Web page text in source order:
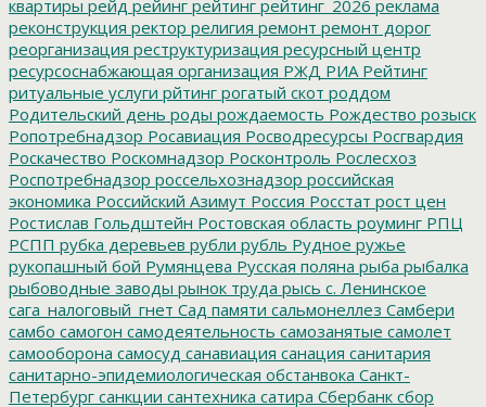
квартиры рейд рейинг рейтинг рейтинг_2026 реклама
реконструкция ректор религия ремонт ремонт дорог
реорганизация реструктуризация ресурсный центр
ресурсоснабжающая организация РЖД РИА Рейтинг
ритуальные услуги рйтинг рогатый скот роддом
Родительский день роды рождаемость Рождество розыск
Ропотребнадзор Росавиация Росводресурсы Росгвардия
Роскачество Роскомнадзор Росконтроль Рослесхоз
Роспотребнадзор россельхознадзор российская
экономика Российский Азимут Россия Росстат рост цен
Ростислав Гольдштейн Ростовская область роуминг РПЦ
РСПП рубка деревьев рубли рубль Рудное ружье
рукопашный бой Румянцева Русская поляна рыба рыбалка
рыбоводные заводы рынок труда рысь с. Ленинское
сага_налоговый_гнет Сад памяти сальмонеллез Самбери
самбо самогон самодеятельность самозанятые самолет
самооборона самосуд санавиация санация санитария
санитарно-эпидемиологическая обстанвока Санкт-
Петербург санкции сантехника сатира Сбербанк сбор